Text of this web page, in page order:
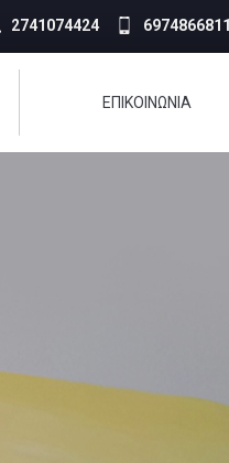
2741074424 6974866811
ΕΠΙΚΟΙΝΩΝΊΑ